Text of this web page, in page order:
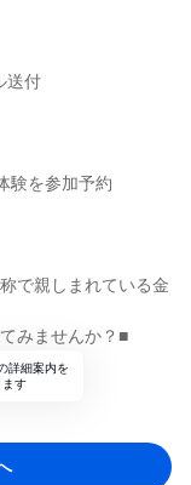
送付
験を参加予約
で親しまれている金
みませんか？■
詳細案内を
ます